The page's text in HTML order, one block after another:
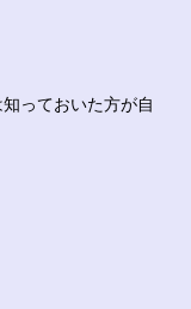
っておいた方が自